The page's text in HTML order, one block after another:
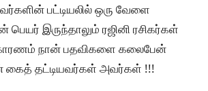
பட்டியலில் ஒரு வேளை
இருந்தாலும் ரஜினி ரசிகர்கள்
நான் பதவிகளை கலைபேன்
கைத் தட்டியவர்கள் அவர்கள் !!!